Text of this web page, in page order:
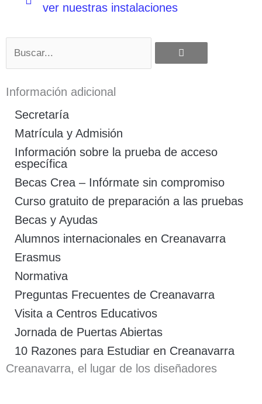
ver nuestras instalaciones
Información adicional
Secretaría
Matrícula y Admisión
Información sobre la prueba de acceso
específica
Becas Crea – Infórmate sin compromiso
Curso gratuito de preparación a las pruebas
Becas y Ayudas
Alumnos internacionales en Creanavarra
Erasmus
Normativa
Preguntas Frecuentes de Creanavarra
Visita a Centros Educativos
Jornada de Puertas Abiertas
10 Razones para Estudiar en Creanavarra
Creanavarra, el lugar de los diseñadores